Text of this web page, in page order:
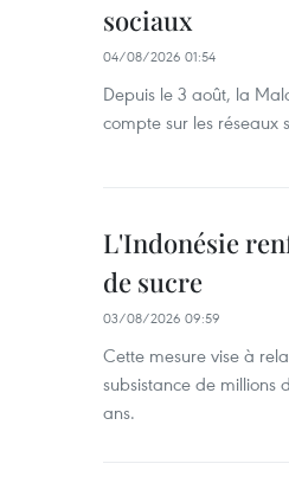
sociaux
04/08/2026 01:54
Depuis le 3 août, la
compte sur les réseaux
L'Indonésie
de sucre
03/08/2026 09:59
Cette mesure vise à
subsistance de millions
ans.